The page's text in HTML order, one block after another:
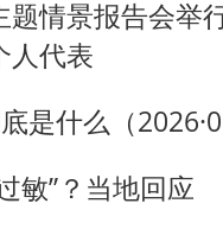
情景报告会举
人代表
是什么（
敏”？当地回应